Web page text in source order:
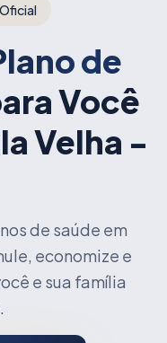
de
Você
Velha -
de saúde em
economize e
e sua família